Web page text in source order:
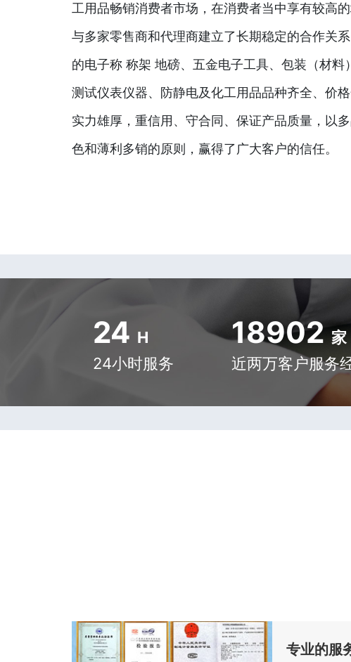
工用品畅销消费者市场，在消费者当中享有较高
与多家零售商和代理商建立了长期稳定的合作关
的电子称 称架 地磅、五金电子工具、包装（材料
测试仪表仪器、防静电及化工用品品种齐全、价
实力雄厚，重信用、守合同、保证产品质量，以
色和薄利多销的原则，赢得了广大客户的信任。
24 H
24小时服务
18902 家
近两万客户服务
专业的服